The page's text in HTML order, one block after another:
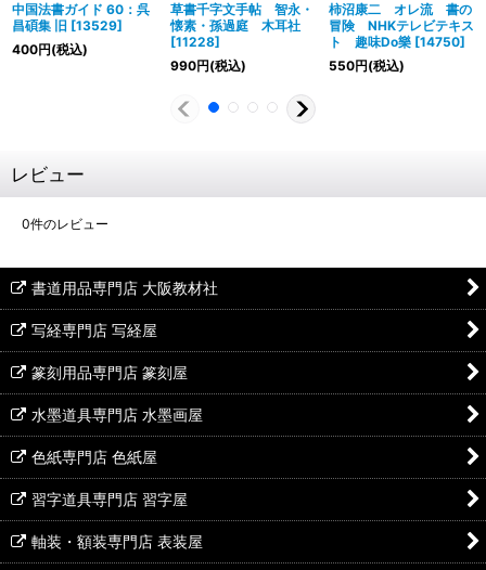
中国法書ガイド 60：呉
昌碩集 旧 [13529]
400円(税込)
草書千字文手帖 智永・
懐素・孫過庭 木耳社
[11228]
990円(税込)
柿沼康二 オレ流 書の
冒険 NHKテレビテキス
ト 趣味Do樂 [14750]
550円(税込)
レビュー
0件のレビュー
書道用品専門店 大阪教材社
写経専門店 写経屋
篆刻用品専門店 篆刻屋
水墨道具専門店 水墨画屋
色紙専門店 色紙屋
習字道具専門店 習字屋
軸装・額装専門店 表装屋